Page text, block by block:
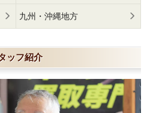
九州・沖縄地方
ッフ紹介